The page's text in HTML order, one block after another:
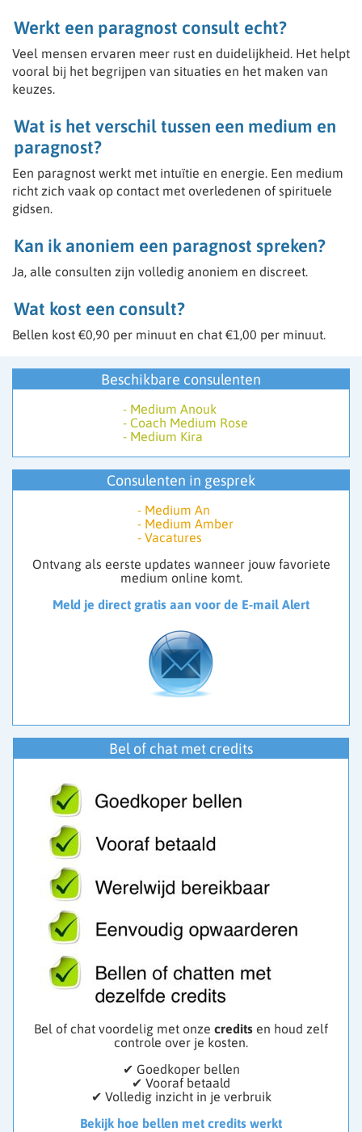
- Medium
- Paragnost
- Spiritueel
- Kaartleggen wel belangrijk dat er dan ook een gave is
bv Helderziend
- Spiritueel en paranormaal begaafd
- Lichtwerker
- Astroloog
- Channeling
- Aura lezen
- Nummeroloog/ Astroloog
- Pendelaar
- Reiki
“We selecteren onze medewerkers met zorg”
je talenten tot hun recht komen.
intuïtie.
Wil je consulent worden? Klik op ‘Vacature’ via het
menu om je aan te melden.
Werkt een paragnost consult echt?
Veel mensen ervaren meer rust en duidelijkheid. Het helpt
vooral bij het begrijpen van situaties en het maken van
keuzes.
Wat is het verschil tussen een medium en
paragnost?
Een paragnost werkt met intuïtie en energie. Een medium
richt zich vaak op contact met overledenen of spirituele
gidsen.
Kan ik anoniem een paragnost spreken?
Ja, alle consulten zijn volledig anoniem en discreet.
Wat kost een consult?
Bellen kost €0,90 per minuut en chat €1,00 per minuut.
Beschikbare consulenten
- Medium Anouk
- Coach Medium Rose
- Medium Kira
Consulenten in gesprek
- Medium An
- Medium Amber
- Vacatures
Ontvang als eerste updates wanneer jouw favoriete
medium online komt.
Meld je direct gratis aan voor de E-mail Alert
Bel of chat met credits
Bel of chat voordelig met onze credits en houd zelf
controle over je kosten.
✔ Goedkoper bellen
✔ Vooraf betaald
✔ Volledig inzicht in je verbruik
Bekijk hoe bellen met credits werkt